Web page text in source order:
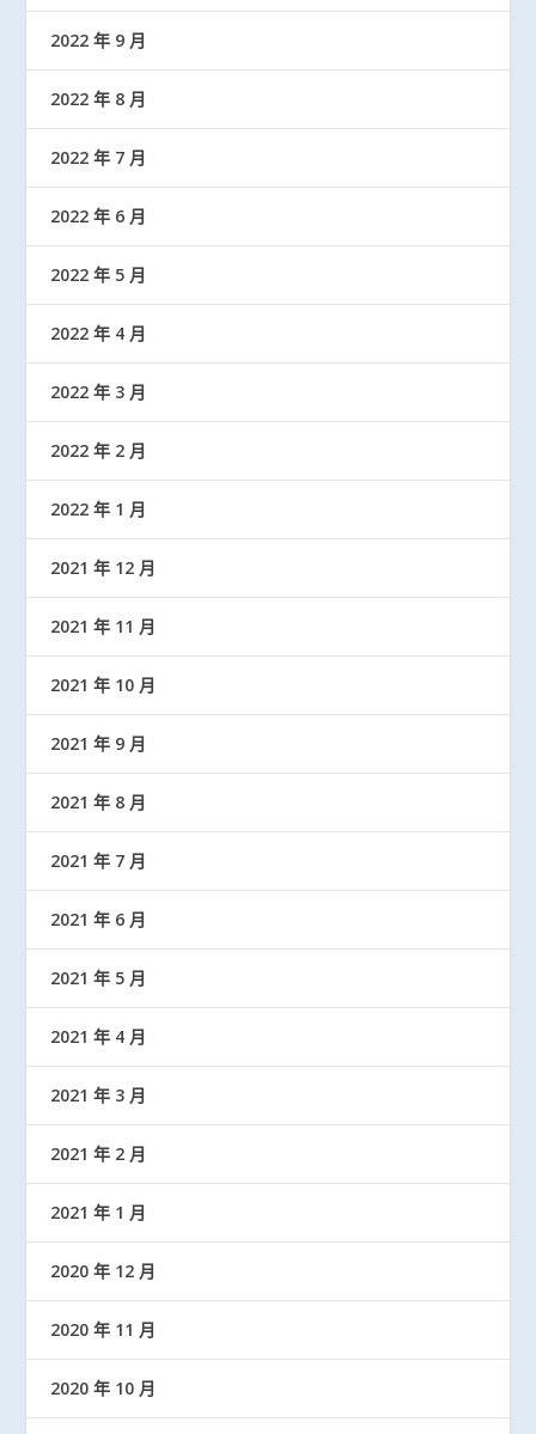
2022 年 9 月
2022 年 8 月
2022 年 7 月
2022 年 6 月
2022 年 5 月
2022 年 4 月
2022 年 3 月
2022 年 2 月
2022 年 1 月
2021 年 12 月
2021 年 11 月
2021 年 10 月
2021 年 9 月
2021 年 8 月
2021 年 7 月
2021 年 6 月
2021 年 5 月
2021 年 4 月
2021 年 3 月
2021 年 2 月
2021 年 1 月
2020 年 12 月
2020 年 11 月
2020 年 10 月